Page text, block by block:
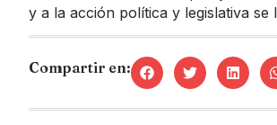
y a la acción política y legislativa
Compartir en: